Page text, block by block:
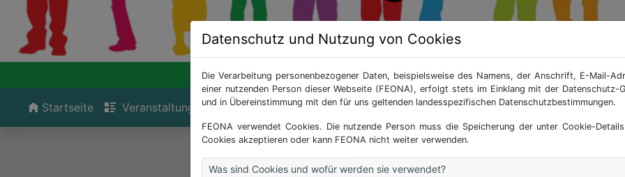
Startseite Veranstaltungen Kontakt Downloads Fotos Hilfe
Hümmlinger Ferienpass - Kein Zugriff
Kein Zugriff
Datenschutz und Nutzung von Cookies
Die Verarbeitung personenbezogener Daten, beispielsweise des Namens, der Anschrift, E-Mail-
einer nutzenden Person dieser Webseite (FEONA), erfolgt stets im Einklang mit der Datenschutz-
und in Übereinstimmung mit den für uns geltenden landesspezifischen Datenschutzbestimmungen.
FEONA verwendet Cookies. Die nutzende Person muss die Speicherung der unter Cookie-
Cookies akzeptieren oder kann FEONA nicht weiter verwenden.
Was sind Cookies und wofür werden sie verwendet?